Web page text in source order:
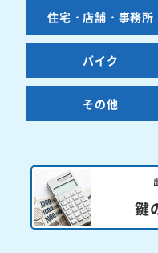
住宅・店舗・事務所
バイク
その他
鍵